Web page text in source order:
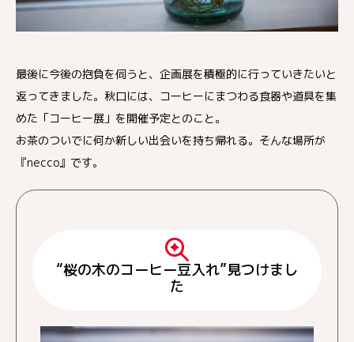
最後に今後の抱負を伺うと、企画展を積極的に行っていきたいと
返ってきました。秋口には、コーヒーにまつわる食器や道具を集
めた「コーヒー展」を開催予定とのこと。
お茶のついでに何か新しい出会いを持ち帰れる。そんな場所が
『necco』です。
“桜の木のコーヒー豆入れ”見つけまし
た